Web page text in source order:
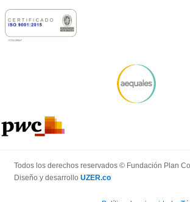
Todos los derechos reservados © Fundación Plan
Diseño y desarrollo UZER.co